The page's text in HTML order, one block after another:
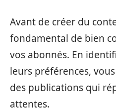
Avant de créer du
fondamental de bien
vos abonnés. En
leurs préférences,
des publications qui
attentes.